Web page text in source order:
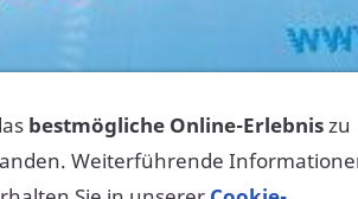
bestmögliche Online-Erlebniszu
Weiterführende